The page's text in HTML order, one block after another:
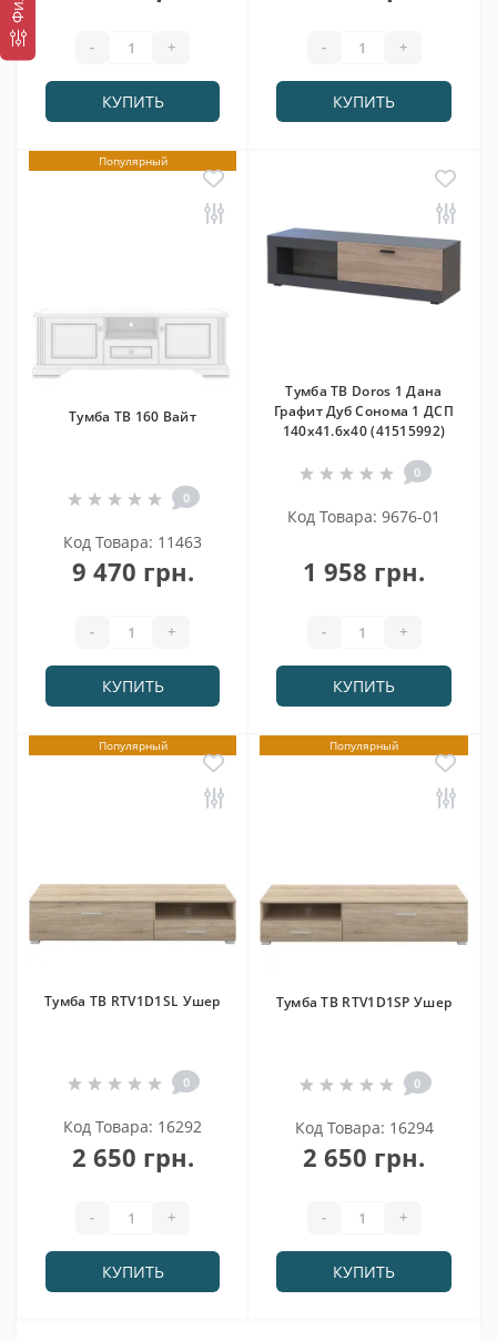
- +
КУПИТЬ
- +
КУПИТЬ
Популярный
Тумба ТВ 160 Вайт
0
Код Товара: 11463
9 470 грн.
- +
КУПИТЬ
Тумба ТВ Doros 1 Дана
Графит Дуб Сонома 1 ДСП
140х41.6х40 (41515992)
0
Код Товара: 9676-01
1 958 грн.
- +
КУПИТЬ
Популярный
Тумба ТВ RTV1D1SL Ушер
0
Код Товара: 16292
2 650 грн.
- +
КУПИТЬ
Популярный
Тумба ТВ RTV1D1SP Ушер
0
Код Товара: 16294
2 650 грн.
- +
КУПИТЬ